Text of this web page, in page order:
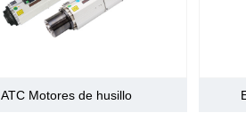
ATC Motores de husillo